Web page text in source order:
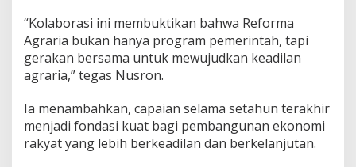
“Kolaborasi ini membuktikan bahwa Reforma
Agraria bukan hanya program pemerintah, tapi
gerakan bersama untuk mewujudkan keadilan
agraria,” tegas Nusron.
Ia menambahkan, capaian selama setahun terakhir
menjadi fondasi kuat bagi pembangunan ekonomi
rakyat yang lebih berkeadilan dan berkelanjutan.